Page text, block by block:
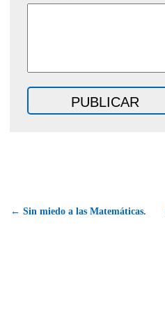
← Sin miedo a las Matemáticas.